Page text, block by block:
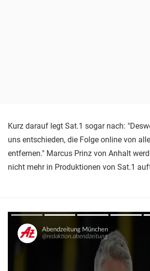
Kurz darauf legt Sat.1 sogar nach:
uns entschieden, die Folge online von
entfernen." Marcus Prinz von Anhalt
nicht mehr in Produktionen von Sat.1